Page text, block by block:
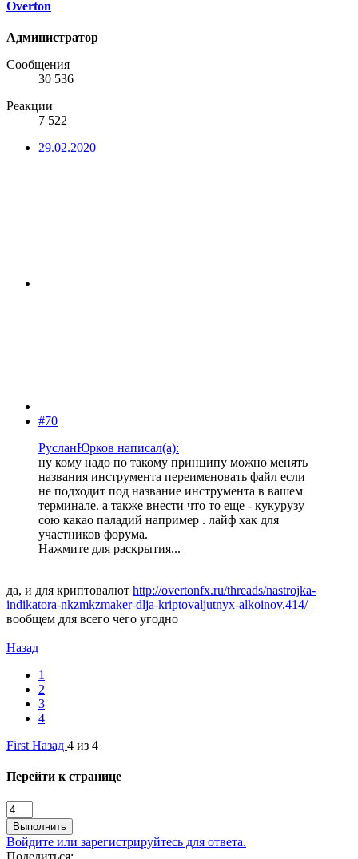
Overton
Администратор
Сообщения
30 536
Реакции
7 522
29.02.2020
#70
РусланЮрков написал(а):
ну кому надо по такому принципу можно менять
названия инструмента переименовать файл если
не подходит под название инструмента в вашем
терминале. а также внести что то еще - кукурузу
сою какао паладий например . лайф хак для
участников форума.
Нажмите для раскрытия...
да, и для криптовалют http://overtonfx.ru/threads/nastrojka-
indikatora-nkzmkzmaker-dlja-kriptovaljutnyx-alkoinov.414/
вообщем для всего чего угодно
Назад
1
2
3
4
First Назад 4 из 4
Перейти к странице
Выполнить
Войдите или зарегистрируйтесь для ответа.
Поделиться: